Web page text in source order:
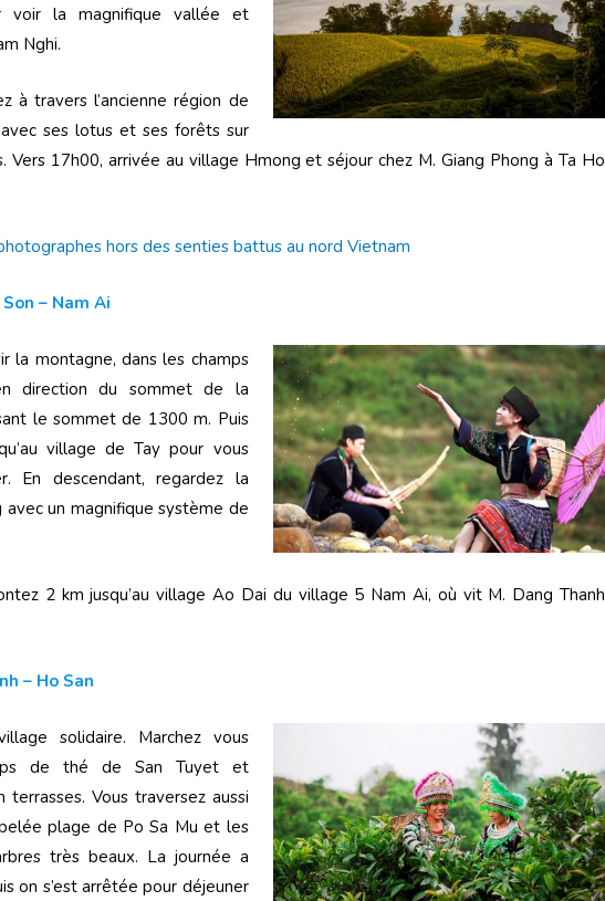
voir la magnifique vallée et
Nghi.
à travers l’ancienne région de
ses lotus et ses forêts sur
Vers 17h00, arrivée au village Hmong et séjour chez M. Giang Phong à Ta Ho
hors des senties battus au nord Vietnam
– Nam Ai
la montagne, dans les champs
direction du sommet de la
le sommet de 1300 m. Puis
village de Tay pour vous
En descendant, regardez la
un magnifique système de
2 km jusqu’au village Ao Dai du village 5 Nam Ai, où vit M. Dang Thanh
– Ho San
solidaire. Marchez vous
de thé de San Tuyet et
Vous traversez aussi
plage de Po Sa Mu et les
très beaux. La journée a
on s’est arrêtée pour déjeuner